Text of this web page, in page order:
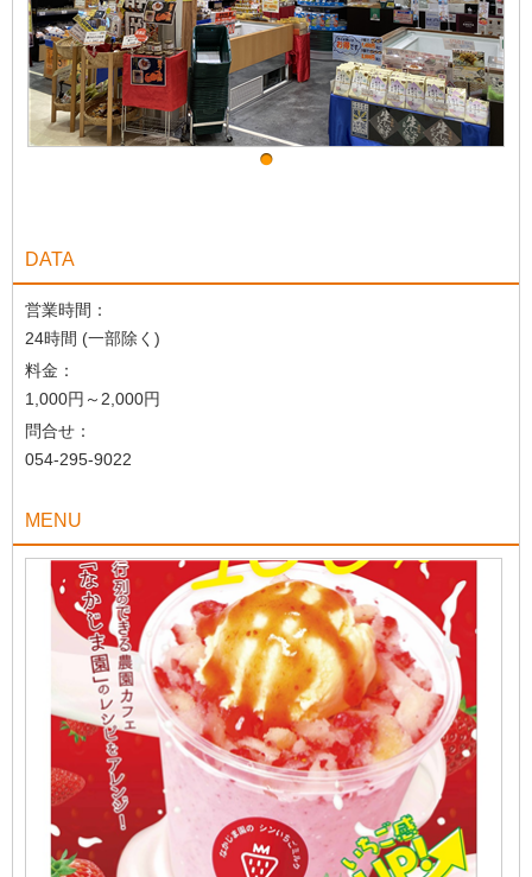
DATA
営業時間：
24時間 (一部除く)
料金：
1,000円～2,000円
問合せ：
054-295-9022
MENU